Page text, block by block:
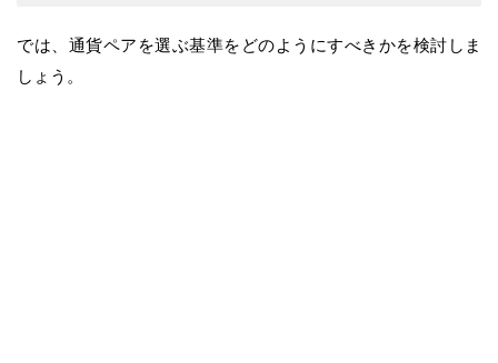
では、通貨ペアを選ぶ基準をどのようにすべきかを検討しま
しょう。